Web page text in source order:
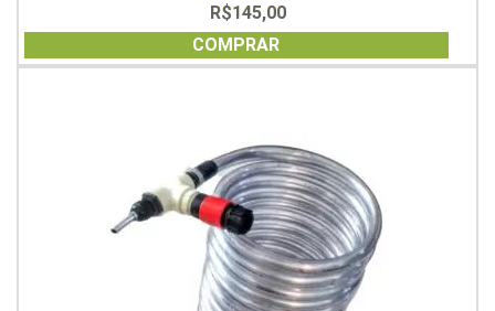
0
out
of
5
R$145,00
COMPRAR